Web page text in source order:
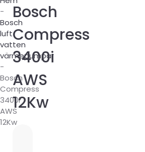
-
Bosch
luft
vatten
värmepumpar
-
Bosch
Compress
3400i
AWS
12Kw
Bosch
Compress
3400i
AWS
12Kw